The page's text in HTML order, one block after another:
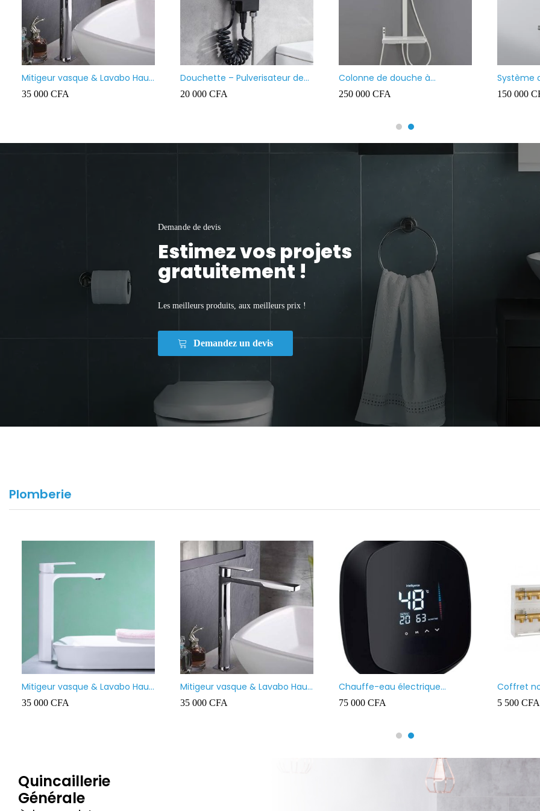
Lavabo meuble salle de bain
suspendu
130 000CFA
Vasque à poser carré
CFA
Vasque à poser
CFA
Demande de devis
Estimez vos projets
gratuitement !
Les meilleurs produits, aux meilleurs prix !
Demandez un devis
Plomberie
Coffret nourrice SANIMAX
5 500CFA –
Rouleau Pex Siobati 14×18 100
Mètres lourd – High Quality
55 000CFA
REGARD 40X40
5 000CFA
Chauffe-
100L
90 000CFA
Quincaillerie
Générale